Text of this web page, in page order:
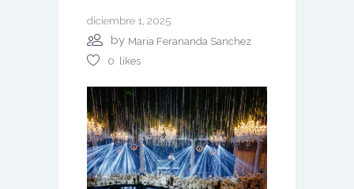
diciembre 1, 2025
by Maria Ferananda Sanchez
0 likes